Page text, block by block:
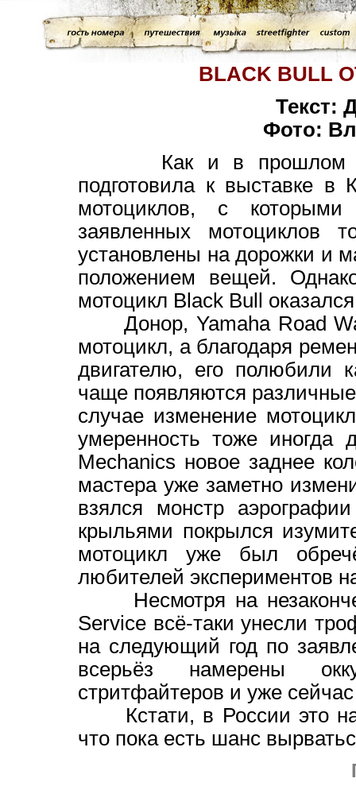
BLACK BULL
Текст:
Фото:
Как и в прошлом
подготовила к выставке в
мотоциклов, с
заявленных мотоциклов
установлены на дорожки и
положением вещей.
мотоцикл Black Bull
Донор, Yamaha Road
мотоцикл, а благодаря
двигателю, его полюбили
чаще появляются
случае изменение
умеренность тоже
Mechanics новое заднее
мастера уже заметно
взялся монстр
крыльями покрылся
мотоцикл уже был
любителей экспериментов
Несмотря на
Service всё-таки унесли
на следующий год по
всерьёз намерены
стритфайтеров и уже
Кстати, в России это
что пока есть шанс